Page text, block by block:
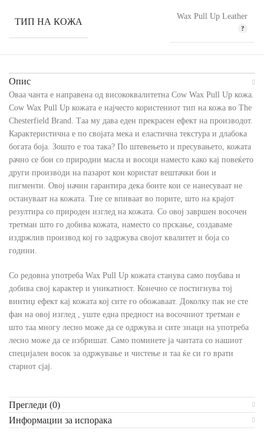
ТИП НА КОЖА Wax Pull Up Leather
Опис
Оваа чанта е направена од висококвалитетна Cow Wax Pull Up кожа.
Cow Wax Pull Up кожата е најчесто користениот тип на кожа во The
Chesterfield Brand. Таа му дава еден прекрасен ефект на производот.
Карактеристична е по својата мека и еластична текстура и длабока
богата боја. Зошто е тоа така? По штевењето и пресувањето, кожата
рачно се бои со природни масла и восоци наместо како кај повеќето
други производи на пазарот кои користат вештачки бои и
пигменти. Овој начин гарантира дека боите кои се нанесуваат не
остануваат на кожата. Тие се впиваат во порите, што на крајот
резултира со природен изглед на кожата. Со овој завршен восочен
третман што го добива кожата, наместо со прскање, создаваме
издржлив производ кој го задржува својот квалитет и боја со
години.
Со редовна употреба Wax Pull Up кожата станува само поубава и
добива свој карактер и уникатност. Конечно се постигнува тој
винтиџ ефект кај кожата кој сите го обожаваат. Доколку пак не сте
фан на овој изглед , уште една предност на восочниот третман е
што таа многу лесно може да се одржува и сите знаци на употреба
лесно може да се избришат. Само поминете ја чантата со нашиот
специјален восок за одржување и чистење и таа ќе си го врати
стариот сјај.
Прегледи (0)
Информации за испорака